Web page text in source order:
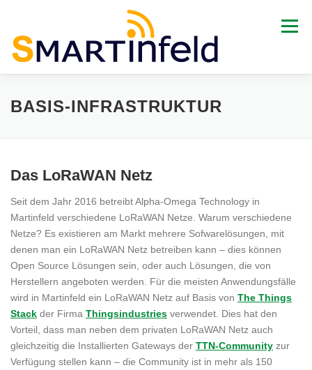
springen
Menü
BASIS-INFRASTRUKTUR
Das LoRaWAN Netz
Seit dem Jahr 2016 betreibt Alpha-Omega Technology in
Martinfeld verschiedene LoRaWAN Netze. Warum verschiedene
Netze? Es existieren am Markt mehrere Sofwarelösungen, mit
denen man ein LoRaWAN Netz betreiben kann – dies können
Open Source Lösungen sein, oder auch Lösungen, die von
Herstellern angeboten werden. Für die meisten Anwendungsfälle
wird in Martinfeld ein LoRaWAN Netz auf Basis von The Things
Stack der Firma Thingsindustries verwendet. Dies hat den
Vorteil, dass man neben dem privaten LoRaWAN Netz auch
gleichzeitig die Installierten Gateways der TTN-Community zur
Verfügung stellen kann – die Community ist in mehr als 150